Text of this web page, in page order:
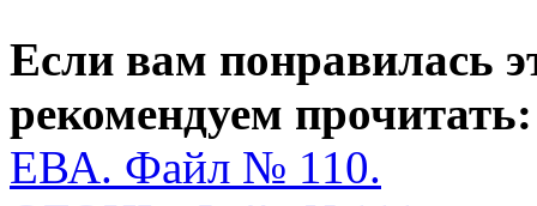
Если вам понравилась
рекомендуем прочитать:
ЕВА. Файл № 110.